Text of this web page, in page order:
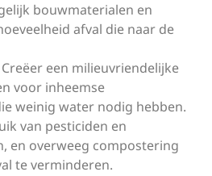
bouwmaterialen en
afval die naar de
een milieuvriendelijke
voor inheemse
weinig water nodig hebben.
van pesticiden en
en overweeg compostering
te verminderen.